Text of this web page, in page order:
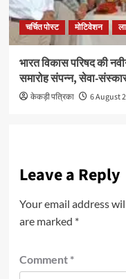
चर्चित पोस्ट मोटिवेशन
भारत विकास परिषद की
समारोह संपन्न, सेवा-
केकड़ी पत्रिका 6 August
Leave a Reply
Your email address
are marked *
Comment *